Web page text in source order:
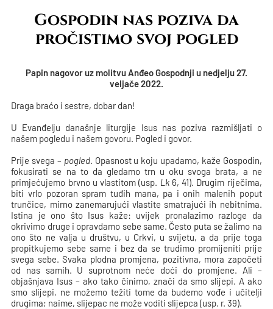
Gospodin nas poziva da
pročistimo svoj pogled
Papin nagovor uz molitvu Anđeo Gospodnji u nedjelju 27.
veljače 2022.
Draga braćo i sestre, dobar dan!
U Evanđelju današnje liturgije Isus nas poziva razmišljati o
našem pogledu i našem govoru. Pogled i govor.
Prije svega – pogled. Opasnost u koju upadamo, kaže Gospodin,
fokusirati se na to da gledamo trn u oku svoga brata, a ne
primjećujemo brvno u vlastitom (usp. Lk6, 41). Drugim riječima,
biti vrlo pozoran spram tuđih mana, pa i onih malenih poput
trunčice, mirno zanemarujući vlastite smatrajući ih nebitnima.
Istina je ono što Isus kaže: uvijek pronalazimo razloge da
okrivimo druge i opravdamo sebe same. Često puta se žalimo na
ono što ne valja u društvu, u Crkvi, u svijetu, a da prije toga
propitkujemo sebe same i bez da se trudimo promijeniti prije
svega sebe. Svaka plodna promjena, pozitivna, mora započeti
od nas samih. U suprotnom neće doći do promjene. Ali –
objašnjava Isus – ako tako činimo, znači da smo slijepi. A ako
smo slijepi, ne možemo težiti tome da budemo vođe i učitelji
drugima; naime, slijepac ne može voditi slijepca (usp. r. 39).